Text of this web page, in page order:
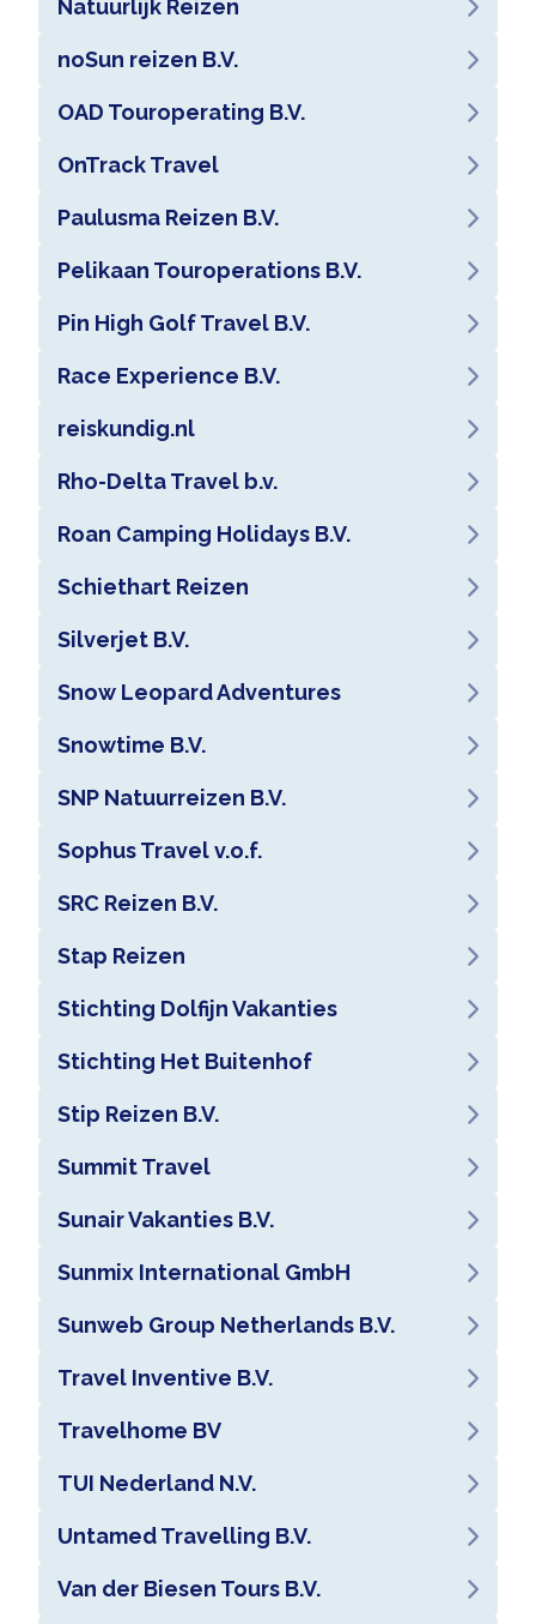
Natuurlijk Reizen
noSun reizen B.V.
OAD Touroperating B.V.
OnTrack Travel
Paulusma Reizen B.V.
Pelikaan Touroperations B.V.
Pin High Golf Travel B.V.
Race Experience B.V.
reiskundig.nl
Rho-Delta Travel b.v.
Roan Camping Holidays B.V.
Schiethart Reizen
Silverjet B.V.
Snow Leopard Adventures
Snowtime B.V.
SNP Natuurreizen B.V.
Sophus Travel v.o.f.
SRC Reizen B.V.
Stap Reizen
Stichting Dolfijn Vakanties
Stichting Het Buitenhof
Stip Reizen B.V.
Summit Travel
Sunair Vakanties B.V.
Sunmix International GmbH
Sunweb Group Netherlands B.V.
Travel Inventive B.V.
Travelhome BV
TUI Nederland N.V.
Untamed Travelling B.V.
Van der Biesen Tours B.V.